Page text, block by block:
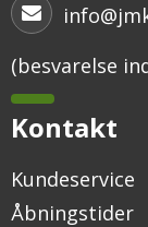
(besvarelse
Kontakt
Kundeservice
Åbningstider